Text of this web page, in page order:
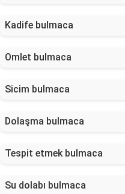
Kadife bulmaca
Omlet bulmaca
Sicim bulmaca
Dolaşma bulmaca
Tespit etmek bulmaca
Su dolabı bulmaca